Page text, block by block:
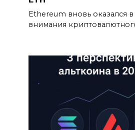
Ethereum вновь оказался
внимания